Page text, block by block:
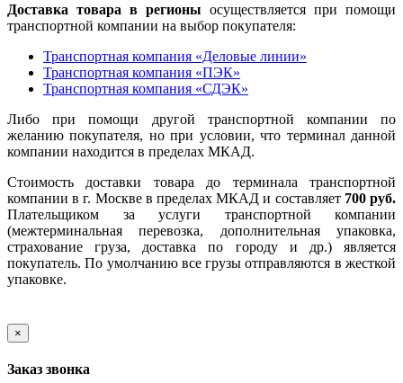
Доставка товара в регионы осуществляется при помощи
транспортной компании на выбор покупателя:
Транспортная компания «Деловые линии»
Транспортная компания «ПЭК»
Транспортная компания «СДЭК»
Либо при помощи другой транспортной компании по
желанию покупателя, но при условии, что терминал данной
компании находится в пределах МКАД.
Стоимость доставки товара до терминала транспортной
компании в г. Москве в пределах МКАД и составляет 700 руб.
Плательщиком за услуги транспортной компании
(межтерминальная перевозка, дополнительная упаковка,
страхование груза, доставка по городу и др.) является
покупатель. По умолчанию все грузы отправляются в жесткой
упаковке.
×
Заказ звонка